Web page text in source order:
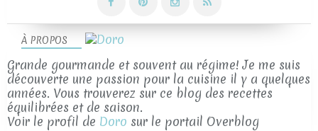
À PROPOS
Grande gourmande et souvent au régime! Je me suis
découverte une passion pour la cuisine il y a quelques
années. Vous trouverez sur ce blog des recettes
équilibrées et de saison.
Voir le profil de Doro sur le portail Overblog